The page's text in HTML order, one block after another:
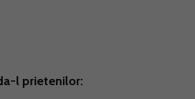
l prietenilor: